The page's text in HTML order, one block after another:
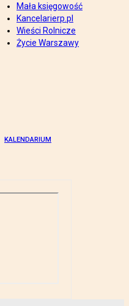
Mała księgowość
Kancelarierp.pl
Wieści Rolnicze
Życie Warszawy
KALENDARIUM